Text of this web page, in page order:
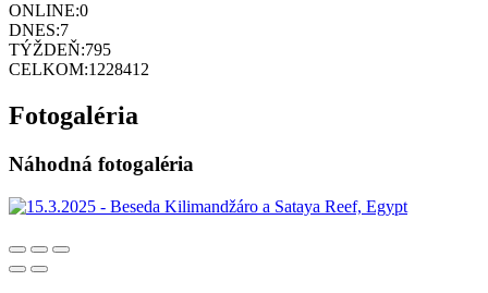
ONLINE:0
DNES:7
TÝŽDEŇ:795
CELKOM:1228412
Fotogaléria
Náhodná fotogaléria